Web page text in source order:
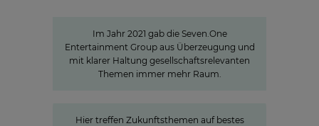
Im Jahr 2021 gab die Seven.One
Entertainment Group aus Überzeugung und
mit klarer Haltung gesellschaftsrelevanten
Themen immer mehr Raum.
Hier treffen Zukunftsthemen auf bestes